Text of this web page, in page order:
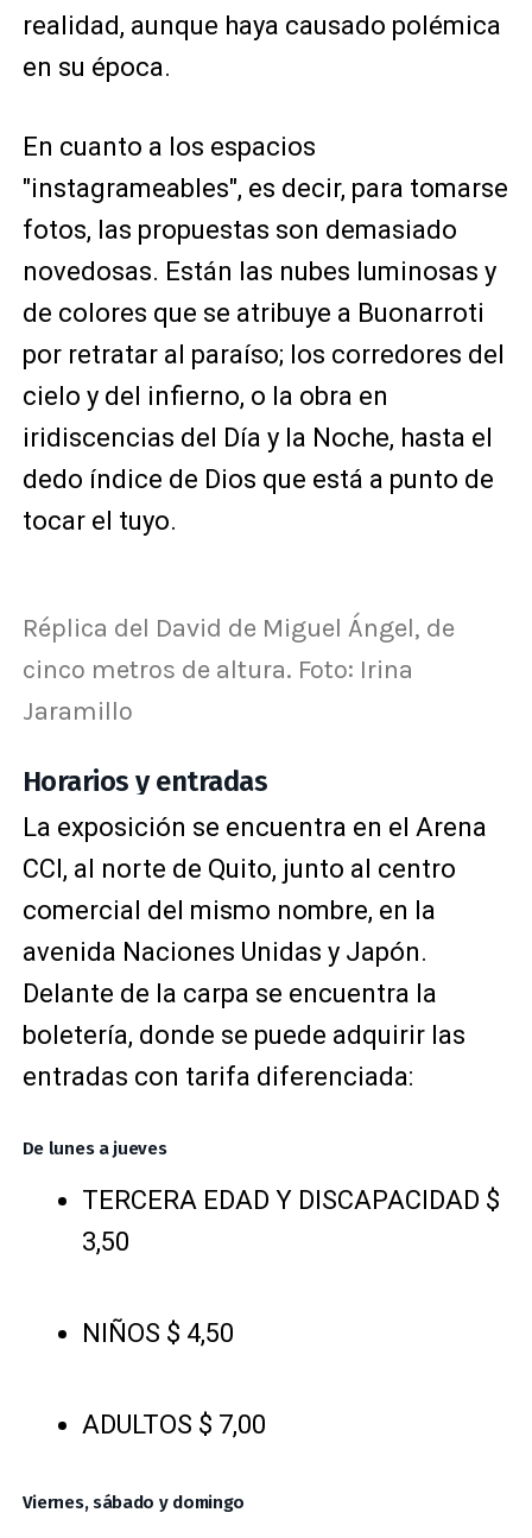
realidad, aunque haya causado polémica
en su época.
En cuanto a los espacios
"instagrameables", es decir, para tomarse
fotos, las propuestas son demasiado
novedosas. Están las nubes luminosas y
de colores que se atribuye a Buonarroti
por retratar al paraíso; los corredores del
cielo y del infierno, o la obra en
iridiscencias del Día y la Noche, hasta el
dedo índice de Dios que está a punto de
tocar el tuyo.
Réplica del David de Miguel Ángel, de
cinco metros de altura. Foto: Irina
Jaramillo
Horarios y entradas
La exposición se encuentra en el Arena
CCI, al norte de Quito, junto al centro
comercial del mismo nombre, en la
avenida Naciones Unidas y Japón.
Delante de la carpa se encuentra la
boletería, donde se puede adquirir las
entradas con tarifa diferenciada:
De lunes a jueves
TERCERA EDAD Y DISCAPACIDAD $
3,50
NIÑOS $ 4,50
ADULTOS $ 7,00
Viernes, sábado y domingo